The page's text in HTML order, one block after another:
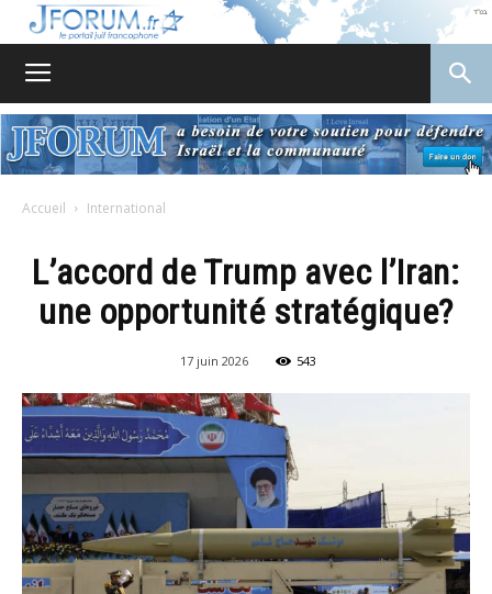
Accueil International
L’accord de Trump avec l’Iran:
une opportunité stratégique?
17 juin 2026 543